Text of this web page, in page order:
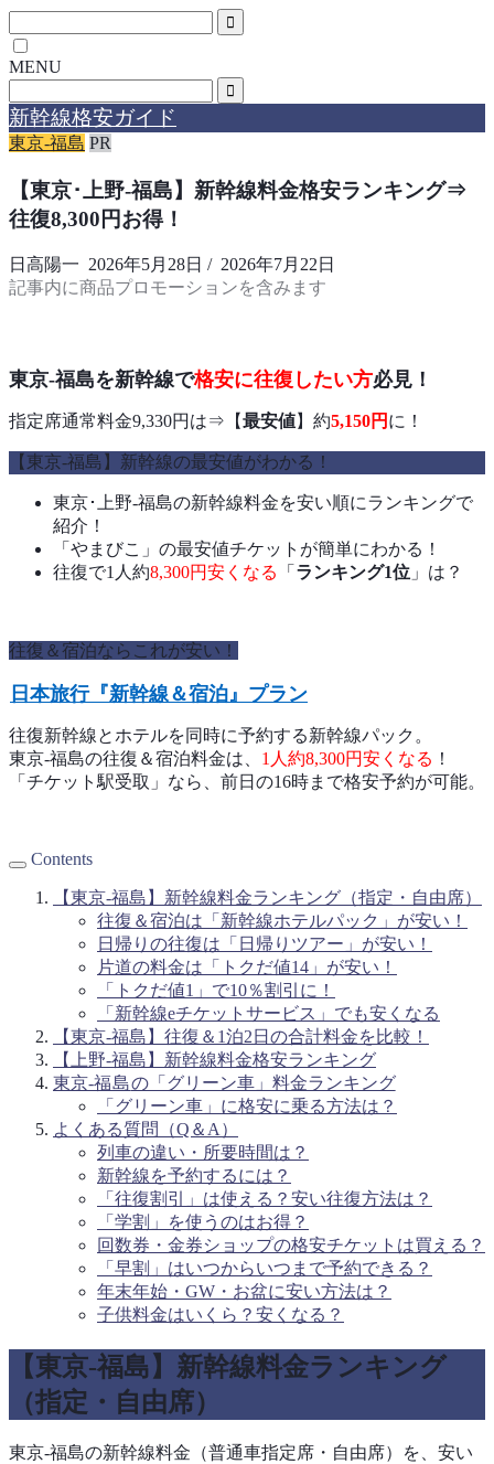
MENU
新幹線格安ガイド
東京-福島 PR
【東京･上野-福島】新幹線料金格安ランキング⇒
往復8,300円お得！
日高陽一 2026年5月28日 / 2026年7月22日
記事内に商品プロモーションを含みます
東京-福島を新幹線で格安に往復したい方必見！
指定席通常料金9,330円は⇒【最安値】約5,150円 に！
【東京-福島】新幹線の最安値がわかる！
東京･上野-福島の新幹線料金を安い順にランキングで
紹介！
「やまびこ」の最安値チケットが簡単にわかる！
往復で1人約8,300円安くなる 「 ランキング1位 」は？
往復＆宿泊ならこれが安い！
日本旅行『新幹線＆宿泊』プラン
往復新幹線とホテルを同時に予約する新幹線パック。
東京-福島の往復＆宿泊料金は、 1人約8,300円安くなる ！
「チケット駅受取」なら、前日の16時まで格安予約が可能。
Contents
【東京-福島】新幹線料金ランキング（指定・自由席）
往復＆宿泊は「新幹線ホテルパック」が安い！
日帰りの往復は「日帰りツアー」が安い！
片道の料金は「トクだ値14」が安い！
「トクだ値1」で10％割引に！
「新幹線eチケットサービス」でも安くなる
【東京-福島】往復＆1泊2日の合計料金を比較！
【上野-福島】新幹線料金格安ランキング
東京-福島の「グリーン車」料金ランキング
「グリーン車」に格安に乗る方法は？
よくある質問（Q＆A）
列車の違い・所要時間は？
新幹線を予約するには？
「往復割引」は使える？安い往復方法は？
「学割」を使うのはお得？
回数券・金券ショップの格安チケットは買える？
「早割」はいつからいつまで予約できる？
年末年始・GW・お盆に安い方法は？
子供料金はいくら？安くなる？
【東京-福島】新幹線料金ランキング
（指定・自由席）
東京-福島の新幹線料金（普通車指定席・自由席）を、安い